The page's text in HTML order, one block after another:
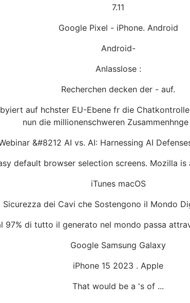
7.11
Google Pixel - iPhone. Android
Android-
Anlasslose :
Recherchen decken der - auf.
auf hchster EU-Ebene fr die
nun die millionenschweren Zusammenhnge
&#8212 AI vs. AI: Harnessing AI
default browser selection screens. Mozilla
iTunes macOS
Sicurezza dei Cavi che Sostengono il Mondo
97% di tutto il generato nel mondo passa
Google Samsung Galaxy
iPhone 15 2023 . Apple
That would be a 's of ...